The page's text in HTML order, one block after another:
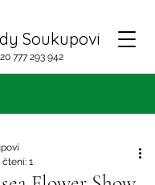
Soukupovi
777 293 942
1